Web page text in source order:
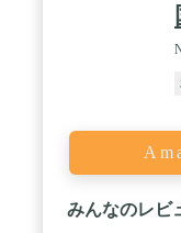
みんなのレビ